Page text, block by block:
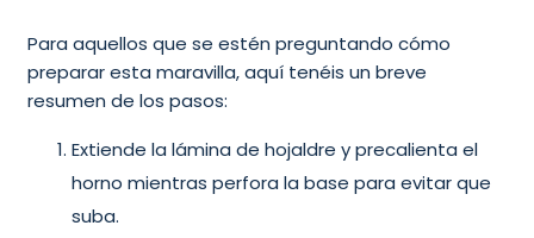
Para aquellos que se estén preguntando cómo
preparar esta maravilla, aquí tenéis un breve
resumen de los pasos:
Extiende la lámina de hojaldre y precalienta el
horno mientras perfora la base para evitar que
suba.